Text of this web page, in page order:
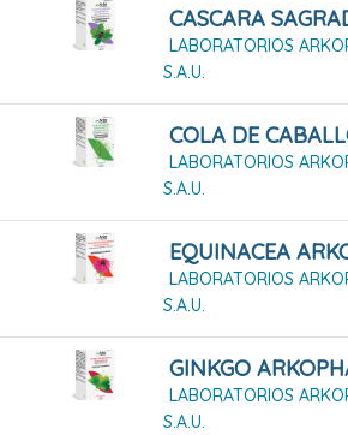
LABORATORIOS
S.A.U.
LABORATORIOS
S.A.U.
LABORATORIOS
S.A.U.
LABORATORIOS
S.A.U.